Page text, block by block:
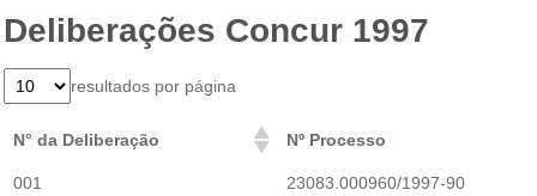
Deliberações Concur 1997
resultados por página
N° da Deliberação Nº Processo
001
23083.000960/1997-90